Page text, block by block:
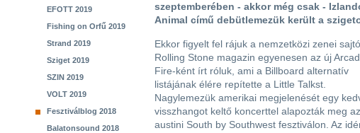
EFOTT 2019
Fishing on Orfű 2019
Strand 2019
Sziget 2019
SZIN 2019
VOLT 2019
Fesztiválblog 2018
Balatonsound 2018
szeptemberében - akkor még csak -
Animal című debütlemezük került a
Ekkor figyelt fel rájuk a nemzetközi zenei
Rolling Stone magazin egyenesen az új
Fire-ként írt róluk, ami a Billboard alternatív
listájának élére repítette a Little Talkst.
Nagylemezük amerikai megjelenését egy
visszhangot keltő koncerttel alapozták meg az
austini South by Southwest fesztiválon. Az